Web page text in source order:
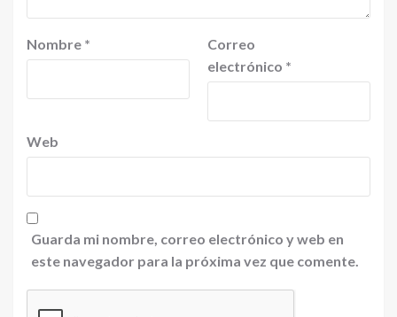
Nombre *
Correo
electrónico *
Web
Guarda mi nombre, correo electrónico y web en
este navegador para la próxima vez que comente.